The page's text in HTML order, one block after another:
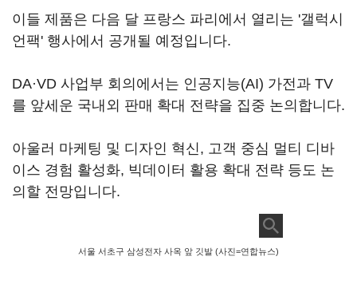
이들 제품은 다음 달 프랑스 파리에서 열리는 '갤럭시
언팩' 행사에서 공개될 예정입니다.
DA·VD 사업부 회의에서는 인공지능(AI) 가전과 TV
를 앞세운 국내외 판매 확대 전략을 집중 논의합니다.
아울러 마케팅 및 디자인 혁신, 고객 중심 멀티 디바
이스 경험 활성화, 빅데이터 활용 확대 전략 등도 논
의할 전망입니다.
서울 서초구 삼성전자 사옥 앞 깃발 (사진=연합뉴스)